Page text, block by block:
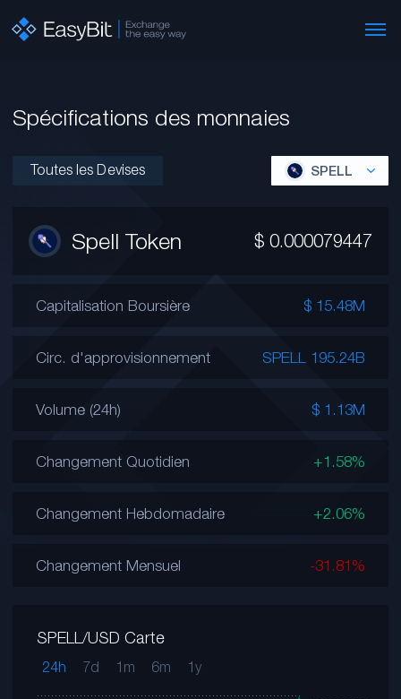
Spécifications des monnaies
Toutes les Devises SPELL
Spell Token $ 0.000079447
Capitalisation Boursière $ 15.48M
Circ. d'approvisionnement SPELL 195.24B
Volume (24h) $ 1.13M
Changement Quotidien +1.58%
Changement Hebdomadaire +2.06%
Changement Mensuel -31.81%
SPELL/USD Carte
24h 7d 1m 6m 1y